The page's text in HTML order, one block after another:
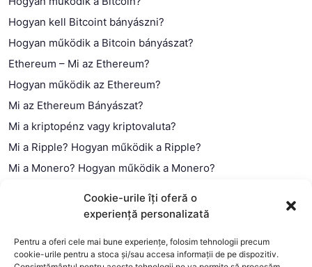
Cookie-urile îți oferă o
experiență personalizată
Pentru a oferi cele mai bune experiențe, folosim tehnologii precum
cookie-urile pentru a stoca și/sau accesa informații de pe dispozitiv.
Hogyan kell Bitcoint bányászni?
Hogyan működik a Bitcoin bányászat?
Ethereum – Mi az Ethereum?
Hogyan működik az Ethereum?
Mi az Ethereum Bányászat?
Mi a kriptopénz vagy kriptovaluta?
Mi a Ripple? Hogyan működik a Ripple?
Mi a Monero? Hogyan működik a Monero?
Mi a blokklánc (technológia)?